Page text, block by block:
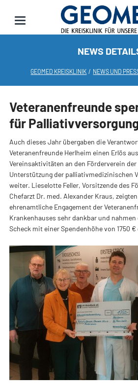
NEWS
GEOMED KREISKLINIK NEWS UND
Veteranenfreunde
für
Auch dieses Jahr übergaben die
Veteranenfreunde Herlheim einen Erlös
Vereinsaktivitäten an den Förderverein
Unterstützung der palliativmedizinischen
weiter. Lieselotte Feller, Vorsitzende des
Chefarzt Dr. med. Alexander Kraus,
ehrenamtliche Engagement der
Krankenhauses sehr dankbar und
Scheck mit einer Spendenhöhe von 1750 €